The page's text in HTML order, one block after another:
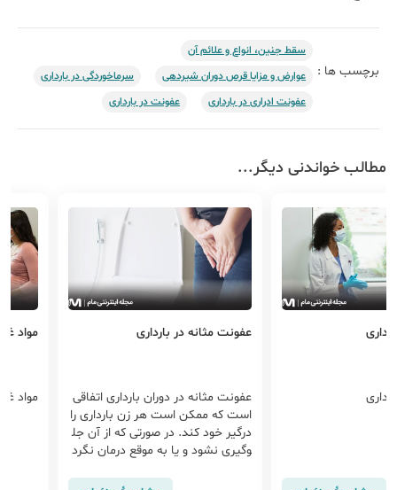
برچسب ها :
سقط جنین، انواع و علائم آن
عوارض و مزایا قرص دوران شیردهی
سرماخوردگی در بارداری
عفونت ادراری در بارداری
عفونت در بارداری
مطالب خواندنی دیگر...
عفونت مثانه در بارداری
عفونت مثانه در دوران بارداری اتفاقی
است که ممکن است هر زن بارداری را
درگیر خود کند. در صورتی که از آن جل
وگیری نشود و یا به موقع درمان نگرد
هد شد و به همین دلیل است که ابت
مواد
مواد